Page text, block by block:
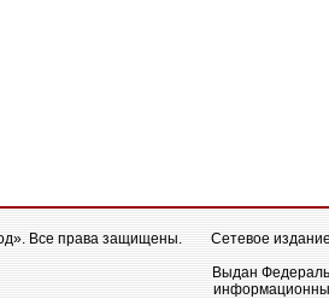
Все права защищены.
Сетевое
Выдан